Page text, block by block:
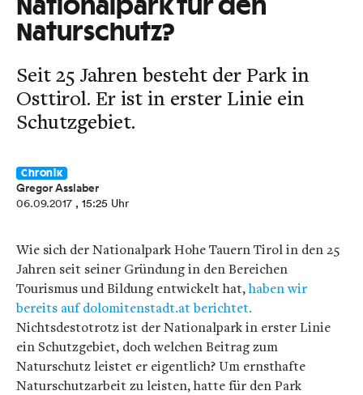
Nationalpark für den
Naturschutz?
Seit 25 Jahren besteht der Park in
Osttirol. Er ist in erster Linie ein
Schutzgebiet.
Chronik
Gregor Asslaber
06.09.2017 , 15:25 Uhr
Wie sich der Nationalpark Hohe Tauern Tirol in den 25
Jahren seit seiner Gründung in den Bereichen
Tourismus und Bildung entwickelt hat,haben wir
bereits auf dolomitenstadt.at berichtet.
Nichtsdestotrotz ist der Nationalpark in erster Linie
ein Schutzgebiet, doch welchen Beitrag zum
Naturschutz leistet er eigentlich? Um ernsthafte
Naturschutzarbeit zu leisten, hatte für den Park